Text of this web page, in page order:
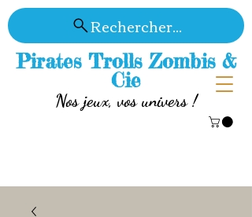
Pirates Trolls Zombis &
Cie
Nos jeux, vos univers !
Rechercher...